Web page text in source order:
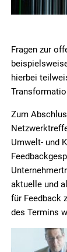
Fragen zur
hierbei
Zum
Umwelt- und
aktuelle und
für Feedback
des Termins